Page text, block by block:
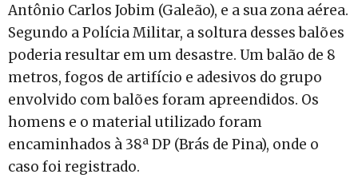
Antônio Carlos Jobim (Galeão), e a sua zona aérea.
Segundo a Polícia Militar, a soltura desses balões
poderia resultar em um desastre. Um balão de 8
metros, fogos de artifício e adesivos do grupo
envolvido com balões foram apreendidos. Os
homens e o material utilizado foram
encaminhados à 38ª DP (Brás de Pina), onde o
caso foi registrado.